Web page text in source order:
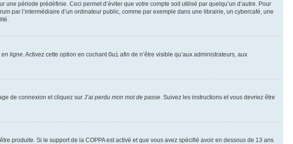
période prédéfinie. Ceci permet d’éviter que votre compte soit utilisé par quelqu’un d’autre. Pour
par l’intermédiaire d’un ordinateur public, comme par exemple dans une librairie, un cybercafé, une
en ligne. Activez cette option en cochantOui afin de n’être visible qu’aux administrateurs, aux
de connexion et cliquez sur J’ai perdu mon mot de passe. Suivez les instructions et vous devriez être
produite. Si le support de la COPPA est activé et que vous avez spécifié avoir en dessous de 13 ans